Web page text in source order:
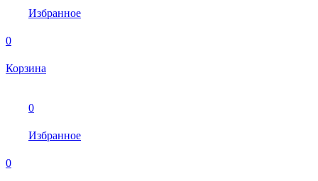
Избранное
0
Корзина
0
Избранное
0